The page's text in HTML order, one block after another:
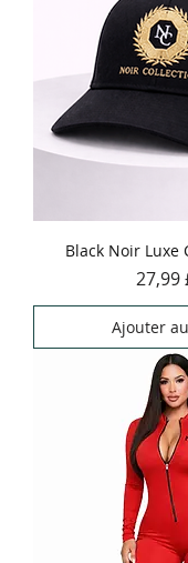
Black Noir Luxe
Prix
27,99
Ajouter